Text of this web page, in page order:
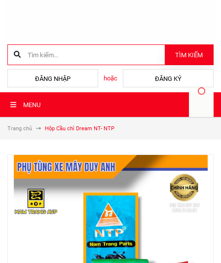
TÌM KIẾM
ĐĂNG NHẬP hoặc ĐĂNG KÝ
MENU
Trang chủ Hộp Cầu chì Dream NT- NTP